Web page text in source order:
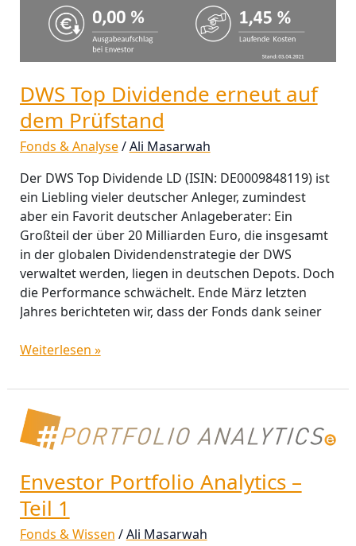
DWS Top Dividende erneut auf
dem Prüfstand
Fonds & Analyse/Ali Masarwah
Der DWS Top Dividende LD (ISIN: DE0009848119) ist
ein Liebling vieler deutscher Anleger, zumindest
aber ein Favorit deutscher Anlageberater: Ein
Großteil der über 20 Milliarden Euro, die insgesamt
in der globalen Dividendenstrategie der DWS
verwaltet werden, liegen in deutschen Depots. Doch
die Performance schwächelt. Ende März letzten
Jahres berichteten wir, dass der Fonds dank seiner
Weiterlesen »
Envestor Portfolio Analytics –
Teil 1
Fonds & Wissen /Ali Masarwah
Envestor
Portfolio
Analytics
–
Teil
1